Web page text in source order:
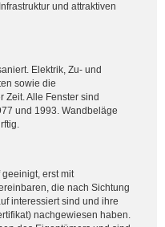
und attraktiven
Elektrik, Zu- und
sowie die
Zeit. Alle Fenster sind
und 1993. Wandbeläge
erst mit
die nach Sichtung
interessiert sind und ihre
nachgewiesen haben.